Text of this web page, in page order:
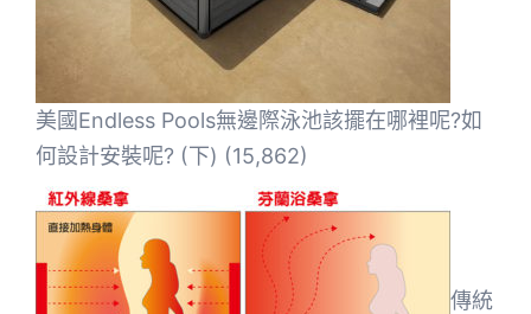
美國Endless Pools無邊際泳池該擺在哪裡呢?如
何設計安裝呢? (下) (15,862)
傳統